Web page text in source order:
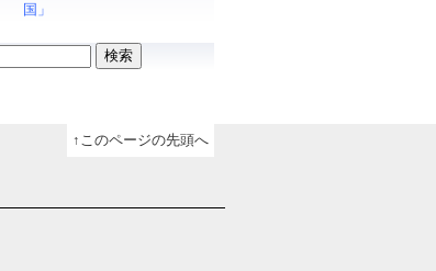
国」
↑このページの先頭へ